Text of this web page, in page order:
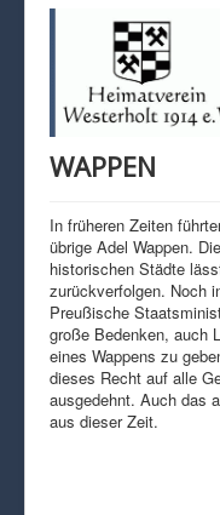
KONTAKT
IMPRESSUM
DATENSCHUTZ
WAPPEN
In früheren Zeiten
übrige Adel Wappen.
historischen Städte
zurückverfolgen. Noch
Preußische
große Bedenken, auch
eines Wappens zu
dieses Recht auf alle
ausgedehnt. Auch das
aus dieser Zeit.